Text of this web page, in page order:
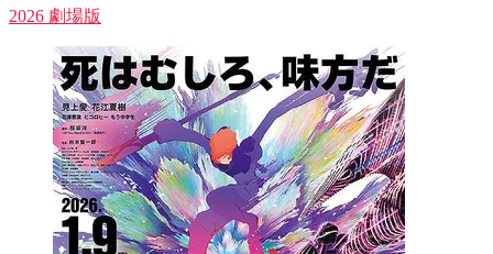
2026 劇場版